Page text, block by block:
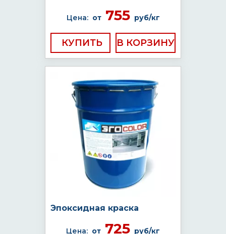
Цена: от755 руб/кг
КУПИТЬ
Эпоксидная краска
Цена: от 725 руб/кг